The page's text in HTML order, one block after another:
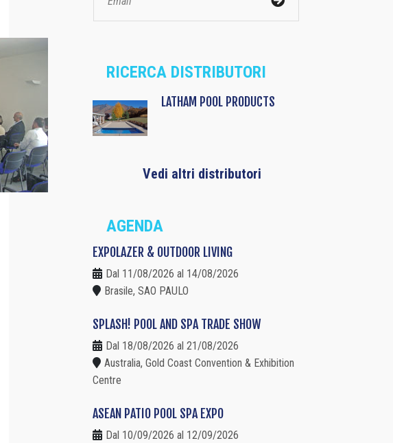
RICERCA DISTRIBUTORI
LATHAM POOL PRODUCTS
Vedi altri distributori
AGENDA
EXPOLAZER & OUTDOOR LIVING
Dal 11/08/2026 al 14/08/2026
Brasile, SAO PAULO
SPLASH! POOL AND SPA TRADE SHOW
Dal 18/08/2026 al 21/08/2026
Australia, Gold Coast Convention & Exhibition
Centre
ASEAN PATIO POOL SPA EXPO
Dal 10/09/2026 al 12/09/2026